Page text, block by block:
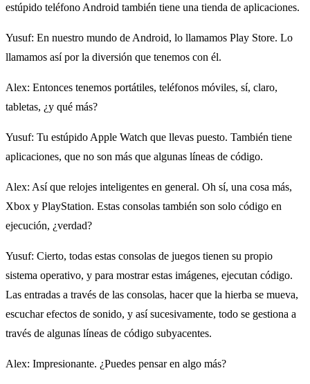
estúpido teléfono Android también tiene una tienda de aplicaciones.
Yusuf: En nuestro mundo de Android, lo llamamos Play Store. Lo
llamamos así por la diversión que tenemos con él.
Alex: Entonces tenemos portátiles, teléfonos móviles, sí, claro,
tabletas, ¿y qué más?
Yusuf: Tu estúpido Apple Watch que llevas puesto. También tiene
aplicaciones, que no son más que algunas líneas de código.
Alex: Así que relojes inteligentes en general. Oh sí, una cosa más,
Xbox y PlayStation. Estas consolas también son solo código en
ejecución, ¿verdad?
Yusuf: Cierto, todas estas consolas de juegos tienen su propio
sistema operativo, y para mostrar estas imágenes, ejecutan código.
Las entradas a través de las consolas, hacer que la hierba se mueva,
escuchar efectos de sonido, y así sucesivamente, todo se gestiona a
través de algunas líneas de código subyacentes.
Alex: Impresionante. ¿Puedes pensar en algo más?